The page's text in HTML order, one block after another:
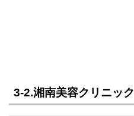
3-2.湘南美容クリニック